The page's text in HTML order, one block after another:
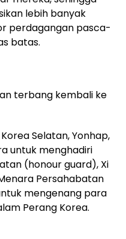
lebih banyak
perdagangan pasca-
batas.
terbang kembali ke
Selatan, Yonhap,
untuk menghadiri
(honour guard), Xi
Persahabatan
mengenang para
Perang Korea.